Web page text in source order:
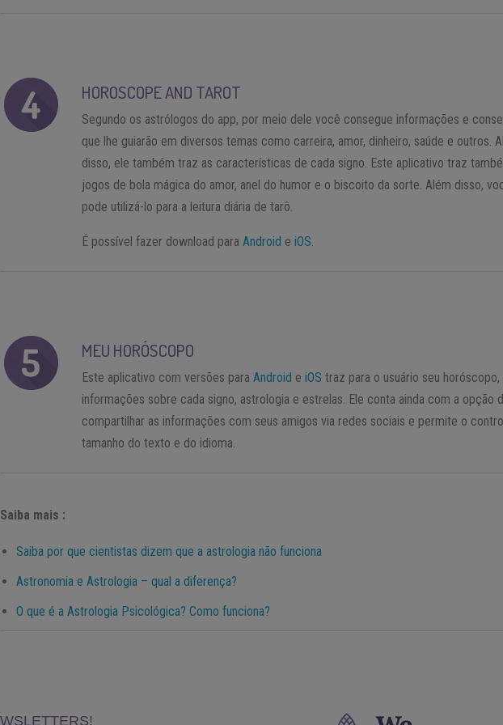
HOROSCOPE AND TAROT
Segundo os astrólogos do app, por meio dele você consegue informações e
que lhe guiarão em diversos temas como carreira, amor, dinheiro, saúde e outros.
disso, ele também traz as características de cada signo. Este aplicativo traz
jogos de bola mágica do amor, anel do humor e o biscoito da sorte. Além disso,
pode utilizá-lo para a leitura diária de tarô.
É possível fazer download paraAndroid eiOS.
MEU HORÓSCOPO
Este aplicativo com versões paraAndroid eiOS traz para o usuário seu horóscopo,
informações sobre cada signo, astrologia e estrelas. Ele conta ainda com a opção
compartilhar as informações com seus amigos via redes sociais e permite o
tamanho do texto e do idioma.
Saiba mais :
Saiba por que cientistas dizem que a astrologia não funciona
Astronomia e Astrologia – qual a diferença?
O que é a Astrologia Psicológica? Como funciona?